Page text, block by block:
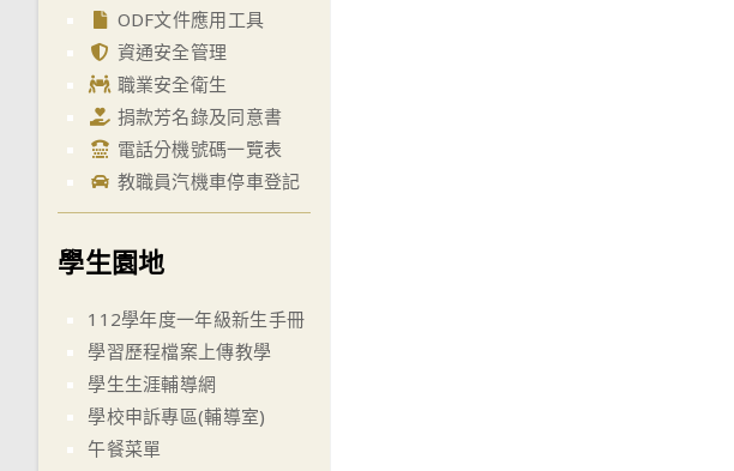
ODF文件應用工具
資通安全管理
職業安全衛生
捐款芳名錄及同意書
電話分機號碼一覽表
教職員汽機車停車登記
學生園地
112學年度一年級新生手冊
學習歷程檔案上傳教學
學生生涯輔導網
學校申訴專區(輔導室)
午餐菜單